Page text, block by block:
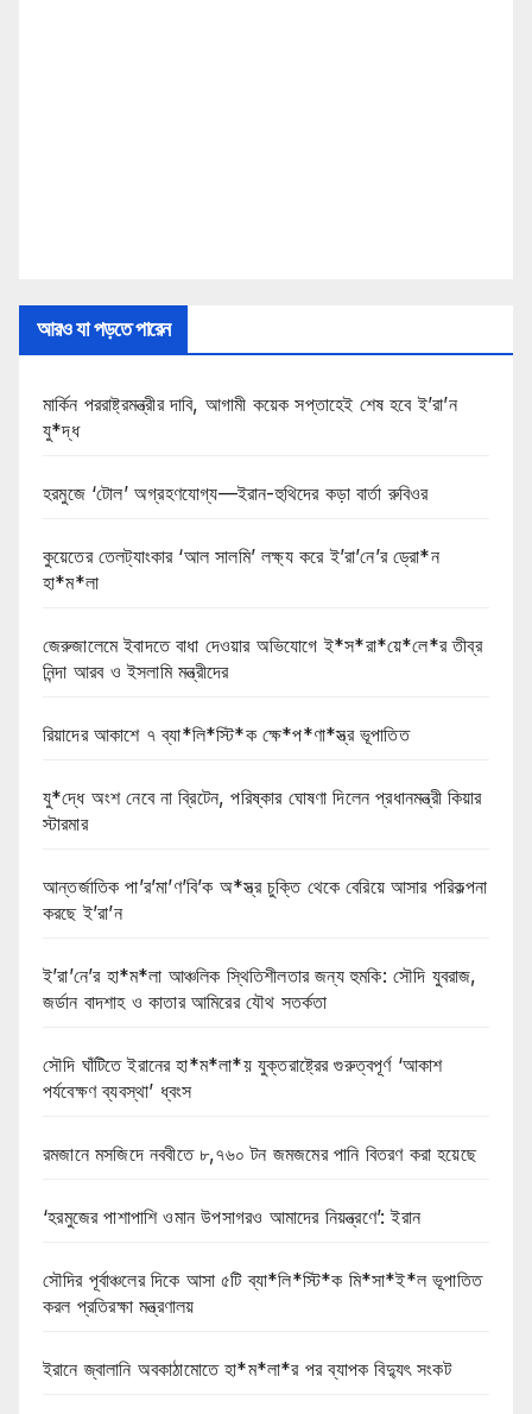
আরও যা পড়তে পারেন
মার্কিন পররাষ্ট্রমন্ত্রীর দাবি, আগামী কয়েক সপ্তাহেই শেষ হবে ই’রা’ন
যু*দ্ধ
হরমুজে ‘টোল’ অগ্রহণযোগ্য—ইরান-হুথিদের কড়া বার্তা রুবিওর
কুয়েতের তেলট্যাংকার ‘আল সালমি’ লক্ষ্য করে ই’রা’নে’র ড্রো*ন
হা*ম*লা
জেরুজালেমে ইবাদতে বাধা দেওয়ার অভিযোগে ই*স*রা*য়ে*লে*র তীব্র
নিন্দা আরব ও ইসলামি মন্ত্রীদের
রিয়াদের আকাশে ৭ ব্যা*লি*স্টি*ক ক্ষে*প*ণা*স্ত্র ভূপাতিত
যু*দ্ধে অংশ নেবে না ব্রিটেন, পরিষ্কার ঘোষণা দিলেন প্রধানমন্ত্রী কিয়ার
স্টারমার
আন্তর্জাতিক পা’র’মা’ণ’বি’ক অ*স্ত্র চুক্তি থেকে বেরিয়ে আসার পরিকল্পনা
করছে ই’রা’ন
ই’রা’নে’র হা*ম*লা আঞ্চলিক স্থিতিশীলতার জন্য হুমকি: সৌদি যুবরাজ,
জর্ডান বাদশাহ ও কাতার আমিরের যৌথ সতর্কতা
সৌদি ঘাঁটিতে ইরানের হা*ম*লা*য় যুক্তরাষ্ট্রের গুরুত্বপূর্ণ ‘আকাশ
পর্যবেক্ষণ ব্যবস্থা’ ধ্বংস
রমজানে মসজিদে নববীতে ৮,৭৬০ টন জমজমের পানি বিতরণ করা হয়েছে
‘হরমুজের পাশাপাশি ওমান উপসাগরও আমাদের নিয়ন্ত্রণে’: ইরান
সৌদির পূর্বাঞ্চলের দিকে আসা ৫টি ব্যা*লি*স্টি*ক মি*সা*ই*ল ভূপাতিত
করল প্রতিরক্ষা মন্ত্রণালয়
ইরানে জ্বালানি অবকাঠামোতে হা*ম*লা*র পর ব্যাপক বিদ্যুৎ সংকট